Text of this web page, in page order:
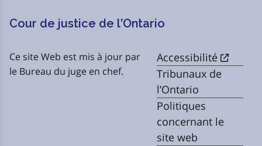
Cour de justice de l’Ontario
Ce site Web est mis à jour par
le Bureau du juge en chef.
Accessibilité
Tribunaux de
l’Ontario
Politiques
concernant le
site web